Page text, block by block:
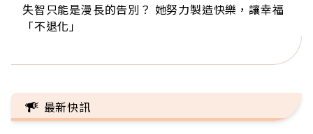
失智只能是漫長的告別？ 她努力製造快樂，讓幸福
「不退化」
來自剛果的巧克力神父 為台灣奉獻36年 「台灣是我
的家，我連作夢都講台語！」
63歲卸矽谷副總、搬回台灣找快樂！「蛋黃哥小
丑」走進安養院，逗樂上萬爺奶：退休後才開始真
104歲打破金氏世界紀錄 成為全球最年長羽球選
手，分享長壽的秘密原來是「這個」
事業巔峰他選擇追夢…黑手阿伯拉小提琴還登上小
巨蛋！連CNN都大讚！
最新快訊